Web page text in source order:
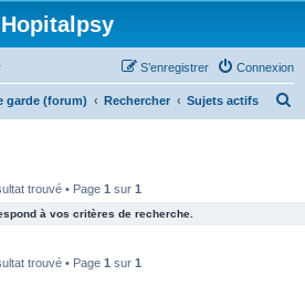
Hopitalpsy
Connexion
S’enregistrer
garde (forum) Rechercher Sujets actifs
trouvé • Page 1 sur 1
à vos critères de recherche.
trouvé • Page 1 sur 1